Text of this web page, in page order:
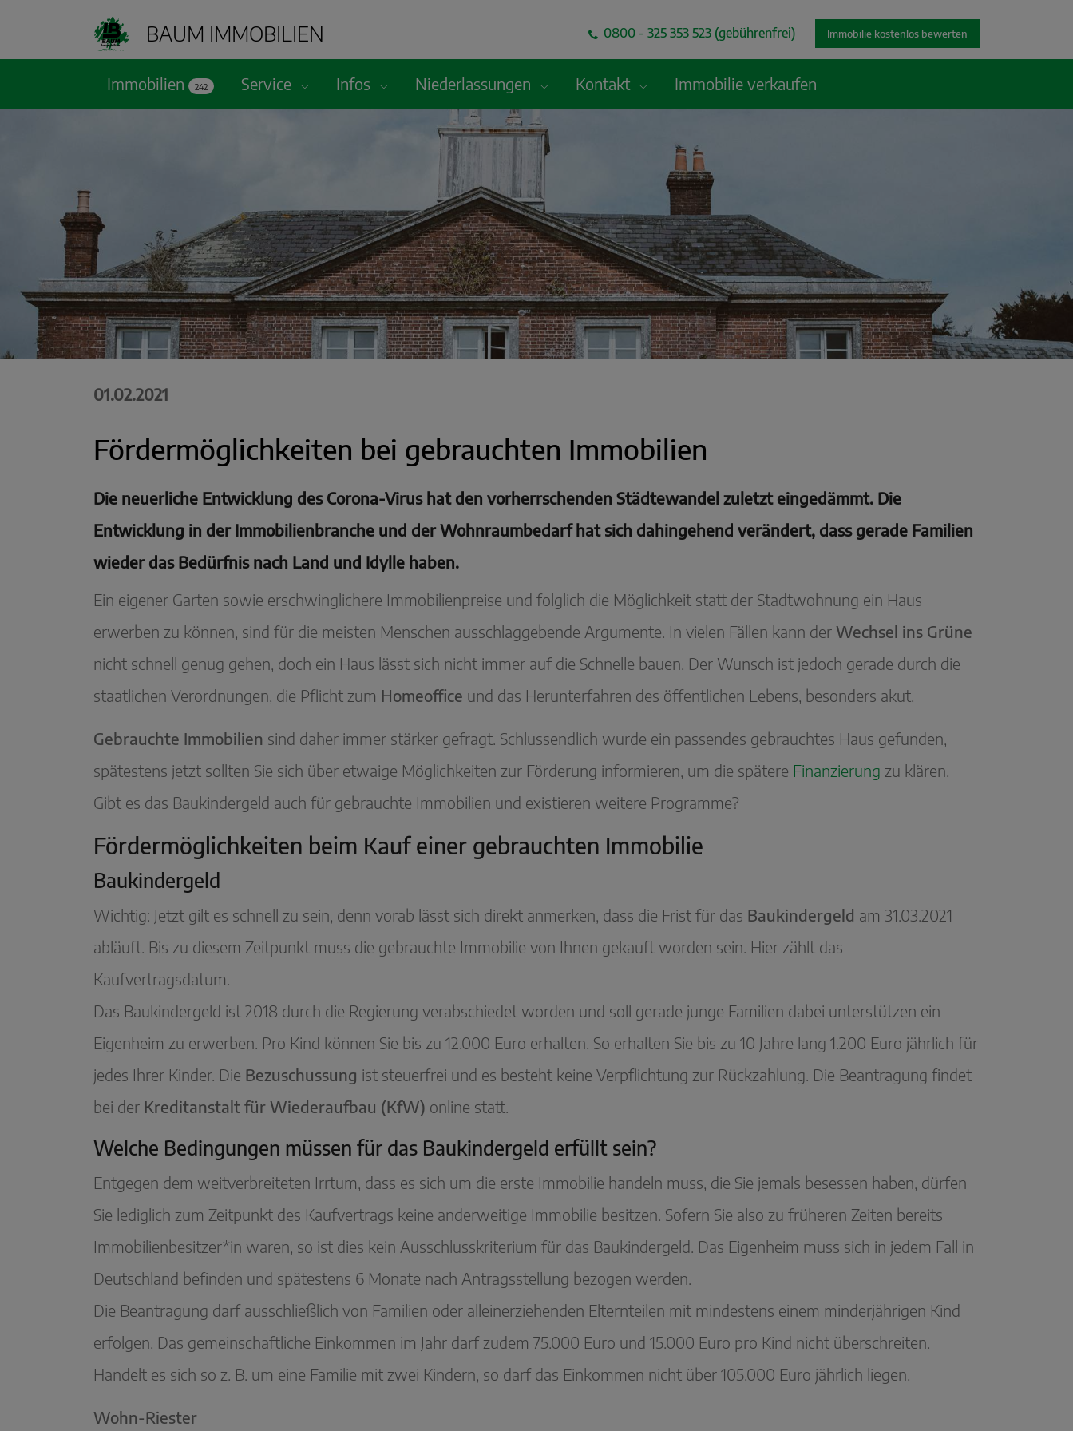
BAUM IMMOBILIEN 0800 - 325 353 523 (gebührenfrei) | Immobilie kostenlos bewerten
Immobilien 242 Service Infos Niederlassungen Kontakt Immobilie verkaufen
01.02.2021
Fördermöglichkeiten bei gebrauchten Immobilien
Die neuerliche Entwicklung des Corona-Virus hat den vorherrschenden Städtewandel zuletzt eingedämmt. Die
Entwicklung in der Immobilienbranche und der Wohnraumbedarf hat sich dahingehend verändert, dass gerade Familien
wieder das Bedürfnis nach Land und Idylle haben.
Ein eigener Garten sowie erschwinglichere Immobilienpreise und folglich die Möglichkeit statt der Stadtwohnung ein Haus
erwerben zu können, sind für die meisten Menschen ausschlaggebende Argumente. In vielen Fällen kann der Wechsel ins Grüne
nicht schnell genug gehen, doch ein Haus lässt sich nicht immer auf die Schnelle bauen. Der Wunsch ist jedoch gerade durch die
staatlichen Verordnungen, die Pflicht zum Homeoffice und das Herunterfahren des öffentlichen Lebens, besonders akut.
Gebrauchte Immobilien sind daher immer stärker gefragt. Schlussendlich wurde ein passendes gebrauchtes Haus gefunden,
spätestens jetzt sollten Sie sich über etwaige Möglichkeiten zur Förderung informieren, um die spätere Finanzierung zu klären.
Gibt es das Baukindergeld auch für gebrauchte Immobilien und existieren weitere Programme?
Fördermöglichkeiten beim Kauf einer gebrauchten Immobilie
Baukindergeld
Wichtig: Jetzt gilt es schnell zu sein, denn vorab lässt sich direkt anmerken, dass die Frist für das Baukindergeld am 31.03.2021
abläuft. Bis zu diesem Zeitpunkt muss die gebrauchte Immobilie von Ihnen gekauft worden sein. Hier zählt das
Kaufvertragsdatum.
Das Baukindergeld ist 2018 durch die Regierung verabschiedet worden und soll gerade junge Familien dabei unterstützen ein
Eigenheim zu erwerben. Pro Kind können Sie bis zu 12.000 Euro erhalten. So erhalten Sie bis zu 10 Jahre lang 1.200 Euro jährlich für
jedes Ihrer Kinder. Die Bezuschussung ist steuerfrei und es besteht keine Verpflichtung zur Rückzahlung. Die Beantragung findet
bei der Kreditanstalt für Wiederaufbau (KfW) online statt.
Welche Bedingungen müssen für das Baukindergeld erfüllt sein?
Entgegen dem weitverbreiteten Irrtum, dass es sich um die erste Immobilie handeln muss, die Sie jemals besessen haben, dürfen
Sie lediglich zum Zeitpunkt des Kaufvertrags keine anderweitige Immobilie besitzen. Sofern Sie also zu früheren Zeiten bereits
Immobilienbesitzer*in waren, so ist dies kein Ausschlusskriterium für das Baukindergeld. Das Eigenheim muss sich in jedem Fall in
Deutschland befinden und spätestens 6 Monate nach Antragsstellung bezogen werden.
Die Beantragung darf ausschließlich von Familien oder alleinerziehenden Elternteilen mit mindestens einem minderjährigen Kind
erfolgen. Das gemeinschaftliche Einkommen im Jahr darf zudem 75.000 Euro und 15.000 Euro pro Kind nicht überschreiten.
Handelt es sich so z. B. um eine Familie mit zwei Kindern, so darf das Einkommen nicht über 105.000 Euro jährlich liegen.
Wohn-Riester